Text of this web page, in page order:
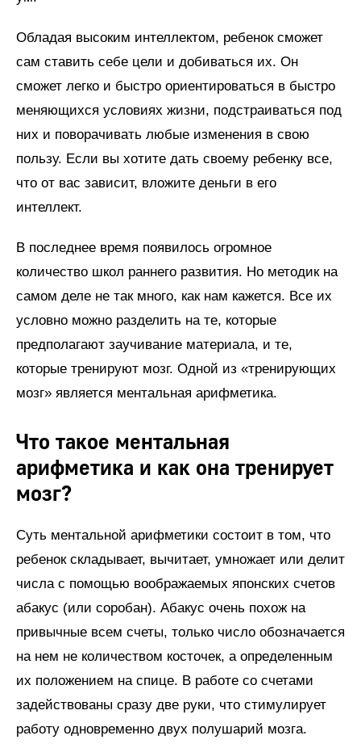
Обладая высоким интеллектом, ребенок сможет
сам ставить себе цели и добиваться их. Он
сможет легко и быстро ориентироваться в быстро
меняющихся условиях жизни, подстраиваться под
них и поворачивать любые изменения в свою
пользу. Если вы хотите дать своему ребенку все,
что от вас зависит, вложите деньги в его
интеллект.
В последнее время появилось огромное
количество школ раннего развития. Но методик на
самом деле не так много, как нам кажется. Все их
условно можно разделить на те, которые
предполагают заучивание материала, и те,
которые тренируют мозг. Одной из «тренирующих
мозг» является ментальная арифметика.
Что такое ментальная
арифметика и как она тренирует
мозг?
Суть ментальной арифметики состоит в том, что
ребенок складывает, вычитает, умножает или делит
числа с помощью воображаемых японских счетов
абакус (или соробан). Абакус очень похож на
привычные всем счеты, только число обозначается
на нем не количеством косточек, а определенным
их положением на спице. В работе со счетами
задействованы сразу две руки, что стимулирует
работу одновременно двух полушарий мозга.